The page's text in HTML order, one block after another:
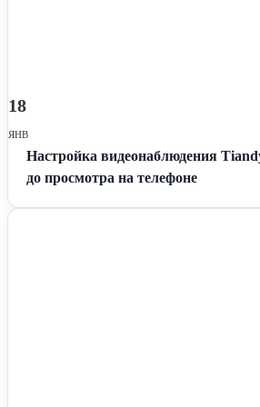
18
ЯНВ
Настройка видеонаблюдения
до просмотра на телефоне